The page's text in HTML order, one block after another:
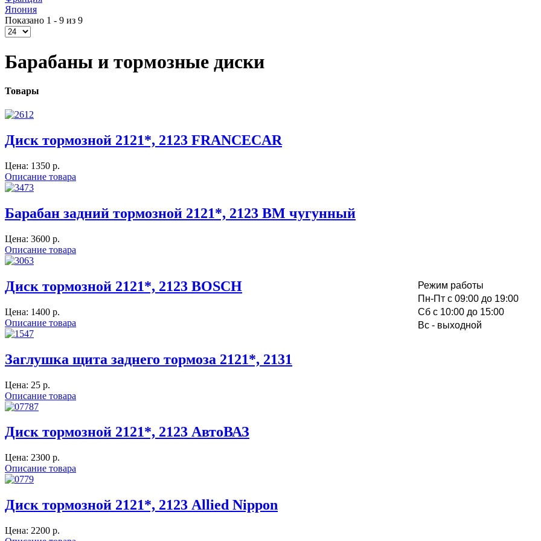
Режим работы
Пн-Пт с 09:00 до 19:00
Cб с 10:00 до 15:00
Вс - выходной
Япония
Показано 1 - 9 из 9
Барабаны и тормозные диски
Товары
Диск тормозной 2121*, 2123 FRANCECAR
Цена: 1350 p.
Описание товара
Барабан задний тормозной 2121*, 2123 ВМ чугунный
Цена: 3600 p.
Описание товара
Диск тормозной 2121*, 2123 BOSCH
Цена: 1400 p.
Описание товара
Заглушка щита заднего тормоза 2121*, 2131
Цена: 25 p.
Описание товара
Диск тормозной 2121*, 2123 АвтоВАЗ
Цена: 2300 p.
Описание товара
Диск тормозной 2121*, 2123 Allied Nippon
Цена: 2200 p.